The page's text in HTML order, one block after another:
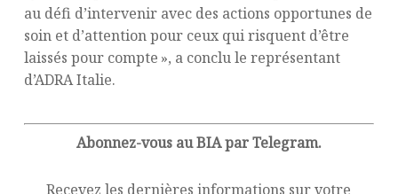
au défi d’intervenir avec des actions opportunes de
soin et d’attention pour ceux qui risquent d’être
laissés pour compte », a conclu le représentant
d’ADRA Italie.
Abonnez-vous au BIA par Telegram.
Recevez les dernières informations sur votre